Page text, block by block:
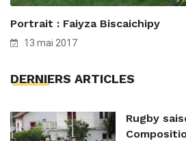
Portrait : Faiyza Biscaichipy
13 mai 2017
DERNIERS ARTICLES
Rugby